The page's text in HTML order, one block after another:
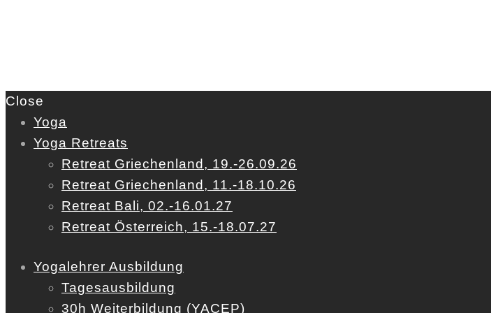
Close
Yoga
Yoga Retreats
Retreat Griechenland, 19.-26.09.26
Retreat Griechenland, 11.-18.10.26
Retreat Bali, 02.-16.01.27
Retreat Österreich, 15.-18.07.27
Yogalehrer Ausbildung
Tagesausbildung
30h Weiterbildung (YACEP)